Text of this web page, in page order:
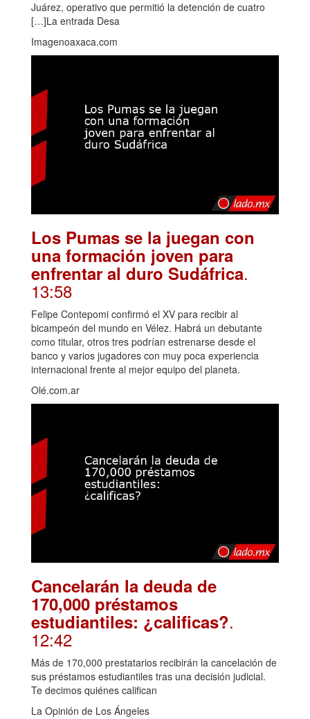
Juárez, operativo que permitió la detención de cuatro
[…]La entrada Desa
Imagenoaxaca.com
Los Pumas se la juegan con
una formación joven para
enfrentar al duro Sudáfrica.
13:58
Felipe Contepomi confirmó el XV para recibir al
bicampeón del mundo en Vélez. Habrá un debutante
como titular, otros tres podrían estrenarse desde el
banco y varios jugadores con muy poca experiencia
internacional frente al mejor equipo del planeta.
Olé.com.ar
Cancelarán la deuda de
170,000 préstamos
estudiantiles: ¿calificas?.
12:42
Más de 170,000 prestatarios recibirán la cancelación de
sus préstamos estudiantiles tras una decisión judicial.
Te decimos quiénes califican
La Opinión de Los Ángeles